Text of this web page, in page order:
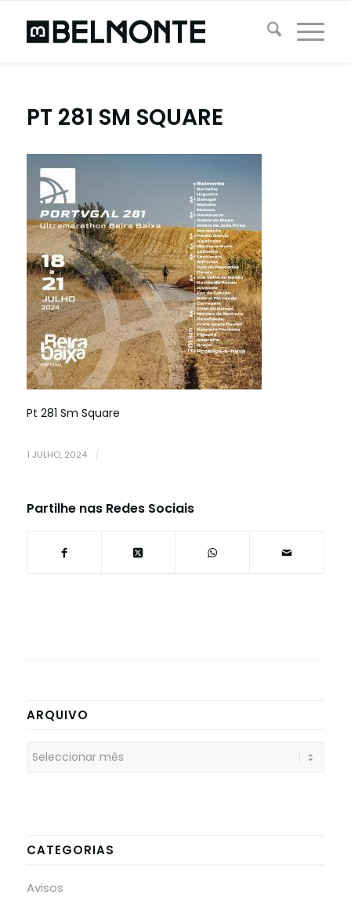
PT 281 SM SQUARE
Pt 281 Sm Square
1 JULHO, 2024 /
Partilhe nas Redes Sociais
ARQUIVO
CATEGORIAS
Avisos